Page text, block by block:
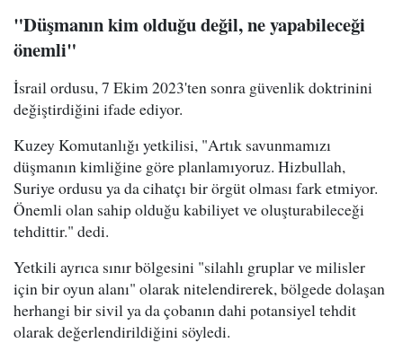
"Düşmanın kim olduğu değil, ne yapabileceği
önemli"
İsrail ordusu, 7 Ekim 2023'ten sonra güvenlik doktrinini
değiştirdiğini ifade ediyor.
Kuzey Komutanlığı yetkilisi, "Artık savunmamızı
düşmanın kimliğine göre planlamıyoruz. Hizbullah,
Suriye ordusu ya da cihatçı bir örgüt olması fark etmiyor.
Önemli olan sahip olduğu kabiliyet ve oluşturabileceği
tehdittir." dedi.
Yetkili ayrıca sınır bölgesini "silahlı gruplar ve milisler
için bir oyun alanı" olarak nitelendirerek, bölgede dolaşan
herhangi bir sivil ya da çobanın dahi potansiyel tehdit
olarak değerlendirildiğini söyledi.